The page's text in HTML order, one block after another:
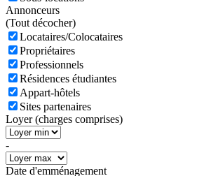
Annonceurs
(Tout décocher)
Locataires/Colocataires
Propriétaires
Professionnels
Résidences étudiantes
Appart-hôtels
Sites partenaires
Loyer (charges comprises)
-
Date d'emménagement